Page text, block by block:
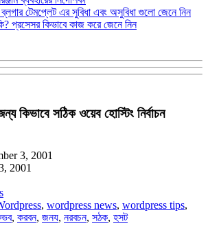
টেমপ্লেট এর সুবিধা এবং অসুবিধা গুলো জেনে নিন
প্রসেসর কিভাবে কাজ করে জেনে নিন
কিভাবে সঠিক ওয়েব হোস্টিং নির্বাচন
3, 2001
2001
, wordpress news, wordpress tips,
, করবন, জনয, নরবচন, সঠক, হসট